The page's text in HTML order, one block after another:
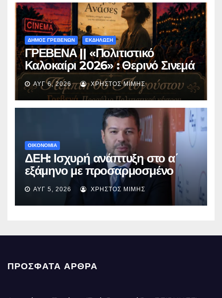
ΔΗΜΟΣ ΓΡΕΒΕΝΩΝ ΕΚΔΗΛΩΣΗ
ΓΡΕΒΕΝΑ || «Πολιτιστικό
Καλοκαίρι 2026» : Θερινό Σινεμά
με την βραβευμένη ταινία
«Μικρές Ανάσες».
ΑΥΓ 6, 2026 ΧΡΉΣΤΟΣ ΜΊΜΗΣ
ΟΙΚΟΝΟΜΙΑ
ΔΕΗ: Ισχυρή ανάπτυξη στο α΄
εξάμηνο με προσαρμοσμένο
EBITDA στα €1,2 δισ.
ΑΥΓ 5, 2026 ΧΡΉΣΤΟΣ ΜΊΜΗΣ
ΠΡΌΣΦΑΤΑ ΆΡΘΡΑ